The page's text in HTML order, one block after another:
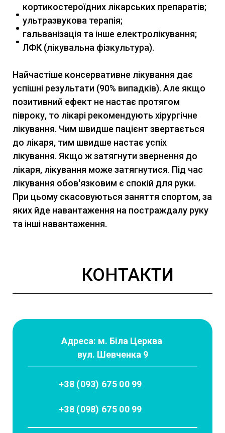
кортикостероїдних лікарських препаратів;
ультразвукова терапія;
гальванізація та інше електролікування;
ЛФК (лікувальна фізкультура).
Найчастіше консервативне лікування дає
успішні результати (90% випадків). Але якщо
позитивний ефект не настає протягом
півроку, то лікарі рекомендують хірургічне
лікування. Чим швидше пацієнт звертається
до лікаря, тим швидше настає успіх
лікування. Якщо ж затягнути звернення до
лікаря, лікування може затягнутися. Під час
лікування обов'язковим є спокій для руки.
При цьому скасовуються заняття спортом, за
яких йде навантаження на постраждалу руку
та інші навантаження.
КОНТАКТИ
Адреса: м. Біла Церква
вул. Шевченка 9
+38 (093) 675 00 99
+38 (098) 675 00 99